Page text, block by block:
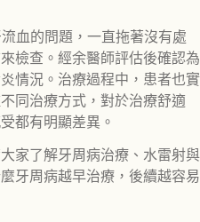
血的問題，一直拖著沒有處
檢查。經余醫師評估後確認為
情況。治療過程中，患者也實
同治療方式，對於治療舒適
都有明顯差異。
家了解牙周病治療、水雷射與
牙周病越早治療，後續越容易